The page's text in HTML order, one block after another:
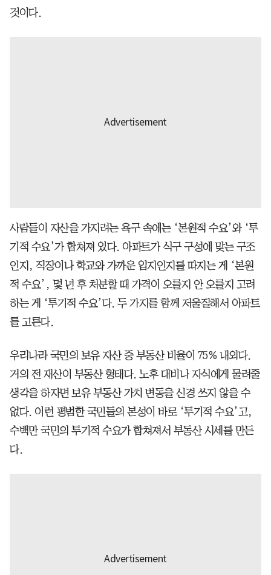
것이다.
사람들이 자산을 가지려는 욕구 속에는 ‘본원적 수요’와 ‘투
기적 수요’가 합쳐져 있다. 아파트가 식구 구성에 맞는 구조
인지, 직장이나 학교와 가까운 입지인지를 따지는 게 ‘본원
적 수요’, 몇 년 후 처분할 때 가격이 오를지 안 오를지 고려
하는 게 ‘투기적 수요’다. 두 가지를 함께 저울질해서 아파트
를 고른다.
우리나라 국민의 보유 자산 중 부동산 비율이 75% 내외다.
거의 전 재산이 부동산 형태다. 노후 대비나 자식에게 물려줄
생각을 하자면 보유 부동산 가치 변동을 신경 쓰지 않을 수
없다. 이런 평범한 국민들의 본성이 바로 ‘투기적 수요’고,
수백만 국민의 투기적 수요가 합쳐져서 부동산 시세를 만든
다.